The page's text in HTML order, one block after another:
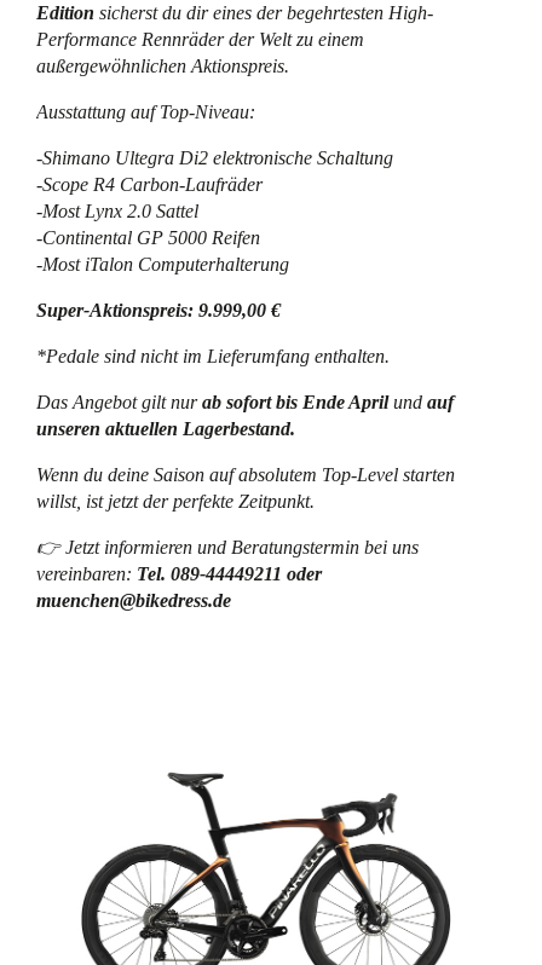
Edition sicherst du dir eines der begehrtesten High-
Performance Rennräder der Welt zu einem
außergewöhnlichen Aktionspreis.
Ausstattung auf Top-Niveau:
-Shimano Ultegra Di2 elektronische Schaltung
-Scope R4 Carbon-Laufräder
-Most Lynx 2.0 Sattel
-Continental GP 5000 Reifen
-Most iTalon Computerhalterung
Super-Aktionspreis: 9.999,00 €
*Pedale sind nicht im Lieferumfang enthalten.
Das Angebot gilt nurab sofort bis Ende Aprilund auf
unseren aktuellen Lagerbestand.
Wenn du deine Saison auf absolutem Top-Level starten
willst, ist jetzt der perfekte Zeitpunkt.
👉 Jetzt informieren und Beratungstermin bei uns
vereinbaren: Tel. 089-44449211 oder
muenchen@bikedress.de